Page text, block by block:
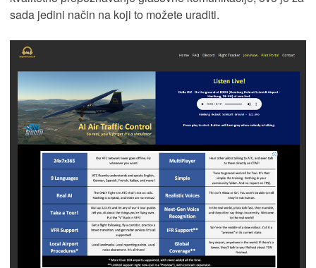
sada jedini način na koji to možete uraditi.